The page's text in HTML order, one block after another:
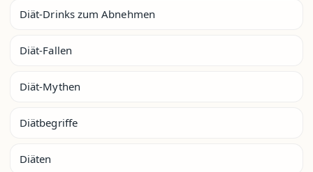
Diät-Drinks zum Abnehmen
Diät-Fallen
Diät-Mythen
Diätbegriffe
Diäten